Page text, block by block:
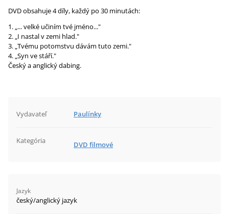
DVD obsahuje 4 díly, každý po 30 minutách:
„... velké učiním tvé jméno..."
„I nastal v zemi hlad."
„Tvému potomstvu dávám tuto zemi."
„Syn ve stáří."
Český a anglický dabing.
Vydavateľ Paulínky
Kategória DVD filmové
Jazyk
český/anglický jazyk